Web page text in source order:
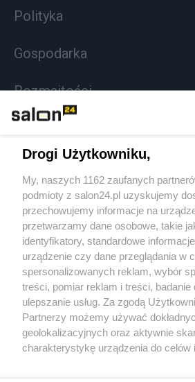
Polityka
Gospodarka
Rozmaitości
Sport
Społeczeństwo
Kultura
X Facebook
Drogi Użytkowniku,
My, naszych 1162 zaufanych
podmioty z salon24.pl uzyskujemy
przechowujemy informacje na
przetwarzamy dane osobowe, takie
identyfikatory, standardowe
urządzenie czy dane przeglądania w
spersonalizowanych reklam, wybór
treści, pomiar reklam i treści, badanie
ulepszanie usług. Za zgodą
Partnerzy możemy używać
geolokalizacyjnych oraz aktywnie
charakterystykę urządzenia do celów